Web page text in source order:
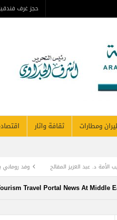
حجز غرف
ومطارات ثقافة واثار
د. عبد العزيز المقالح
وفد روماني
TOURISM RECOVERY ACCELERATES
Travel Portal News At Middle